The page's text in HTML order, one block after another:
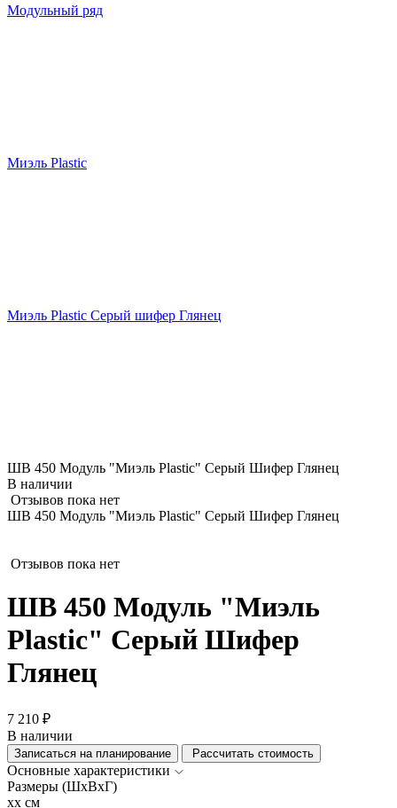
Модульный ряд
Миэль Plastic
Миэль Plastic Серый шифер Глянец
ШВ 450 Модуль "Миэль Plastic" Серый Шифер Глянец
В наличии
Отзывов пока нет
ШВ 450 Модуль "Миэль Plastic" Серый Шифер Глянец
Отзывов пока нет
ШВ 450 Модуль "Миэль
Plastic" Серый Шифер
Глянец
7 210 ₽
В наличии
Записаться на планирование Рассчитать стоимость
Основные характеристики
Размеры (ШхВхГ)
xx см